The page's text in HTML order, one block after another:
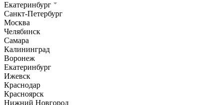
Екатеринбург
Санкт-Петербург
Москва
Челябинск
Самара
Калининград
Воронеж
Екатеринбург
Ижевск
Краснодар
Красноярск
Нижний Новгород